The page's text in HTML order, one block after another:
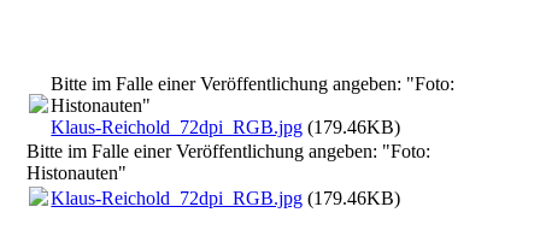
Bitte im Falle einer Veröffentlichung angeben: "Foto:
Histonauten"
Klaus-Reichold_72dpi_RGB.jpg (179.46KB)
Bitte im Falle einer Veröffentlichung angeben: "Foto:
Histonauten"
Klaus-Reichold_72dpi_RGB.jpg (179.46KB)